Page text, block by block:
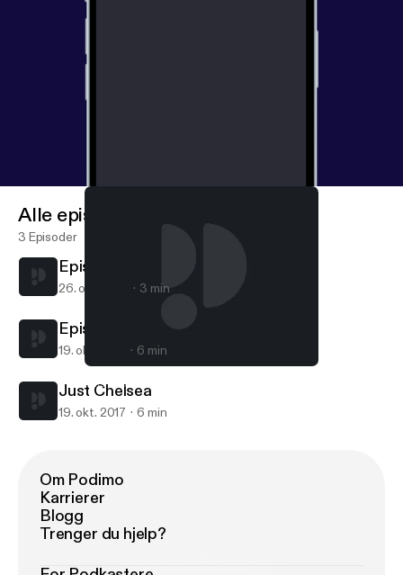
This Is Chanell Nicole
Alle episoder
3 Episoder
Episode 2
26. okt. 2017 3 min
Episode 1
19. okt. 2017 6 min
Just Chelsea
19. okt. 2017 6 min
Om Podimo
Karrierer
Blogg
Trenger du hjelp?